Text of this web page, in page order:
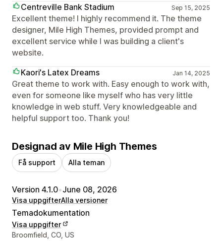
Centreville Bank Stadium
Sep 15, 2025
Excellent theme! I highly recommend it. The theme
designer, Mile High Themes, provided prompt and
excellent service while I was building a client's
website.
Kaori's Latex Dreams
Jan 14, 2025
Great theme to work with. Easy enough to work with,
even for someone like myself who has very little
knowledge in web stuff. Very knowledgeable and
helpful support too. Thank you!
Designad av Mile High Themes
Få support Alla teman
Version 4.1.0•June 08, 2026
Visa uppgifterAlla versioner
Temadokumentation
Visa uppgifter
Designerns kontaktuppgifter
Broomfield, CO, US